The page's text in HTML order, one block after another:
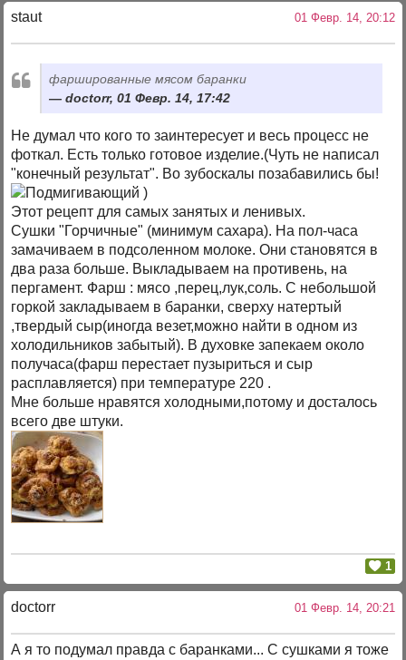
staut 01 Февр. 14, 20:12
фаршированные мясом баранки
doctorr, 01 Февр. 14, 17:42
Не думал что кого то заинтересует и весь процесс не
фоткал. Есть только готовое изделие.(Чуть не написал
"конечный результат". Во зубоскалы позабавились бы!
)
Этот рецепт для самых занятых и ленивых.
Сушки "Горчичные" (минимум сахара). На пол-часа
замачиваем в подсоленном молоке. Они становятся в
два раза больше. Выкладываем на противень, на
пергамент. Фарш : мясо ,перец,лук,соль. С небольшой
горкой закладываем в баранки, сверху натертый
,твердый сыр(иногда везет,можно найти в одном из
холодильников забытый). В духовке запекаем около
получаса(фарш перестает пузыриться и сыр
расплавляется) при температуре 220 .
Мне больше нравятся холодными,потому и досталось
всего две штуки.
1
doctorr 01 Февр. 14, 20:21
А я то подумал правда с баранками... С сушками я тоже